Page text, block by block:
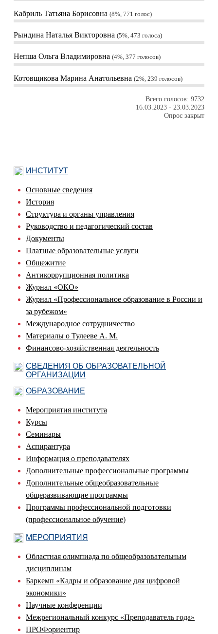
Кабриль Татьяна Борисовна 8%, 771 голос
Рындина Наталья Викторовна 5%, 473 голоса
Непша Ольга Владимировна 4%, 377 голосов
Котовщикова Марина Анатольевна 2%, 239 голосов
Всего голосов: 9732
16.03.2023 - 23.03.2023
Опрос закрыт
ИНСТИТУТ
Основные сведения
История
Структура и органы управления
Руководство и педагогический состав
Документы
Платные образовательные услуги
Общежитие
Антикоррупционная политика
Журнал «ОКО»
Журнал «Профессиональное образование в России и
за рубежом»
Международное сотрудничество
Материалы о Тулееве А. М.
Финансово-хозяйственная деятельность
СВЕДЕНИЯ ОБ ОБРАЗОВАТЕЛЬНОЙ
ОРГАНИЗАЦИИ
ОБРАЗОВАНИЕ
Мероприятия института
Курсы
Семинары
Аспирантура
Информация о преподавателях
Дополнительные профессиональные программы
Дополнительные общеобразовательные
общеразвивающие программы
Программы профессиональной подготовки
(профессиональное обучение)
МЕРОПРИЯТИЯ
Областная олимпиада по общеобразовательным
дисциплинам
Баркемп «Кадры и образование для цифровой
экономики»
Научные конференции
Межрегиональный конкурс «Преподаватель года»
ПРОФориентир